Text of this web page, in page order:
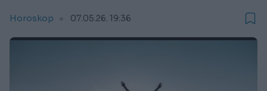
Horoskop 07.05.26. 19:36